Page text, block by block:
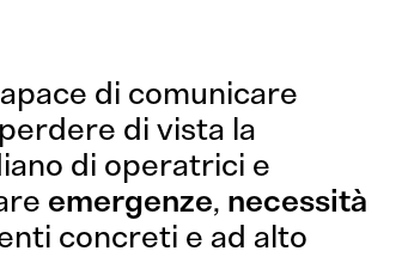
di comunicare
di vista la
di operatrici e
emergenze, necessità
concreti e ad alto